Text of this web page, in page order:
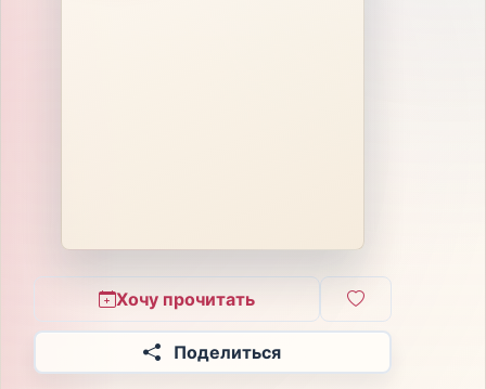
Хочу прочитать
Поделиться